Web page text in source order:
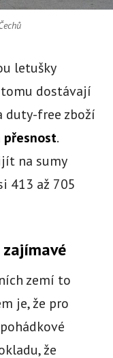
letušky
dostávají
duty-free zboží
přesnost.
na sumy
413 až 705
zemí to
je, že pro
že